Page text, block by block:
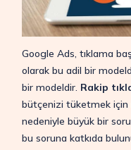
Google Ads, tıklama
olarak bu adil bir
bir modeldir. Rakip
bütçenizi tüketmek için
nedeniyle büyük bir
bu soruna katkıda